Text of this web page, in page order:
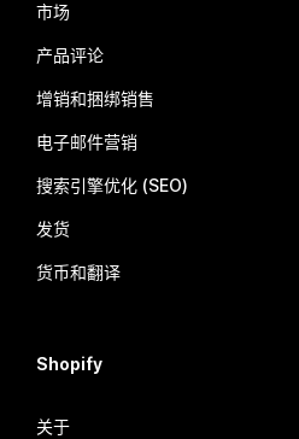
市场
产品评论
增销和捆绑销售
电子邮件营销
搜索引擎优化 (SEO)
发货
货币和翻译
Shopify
关于